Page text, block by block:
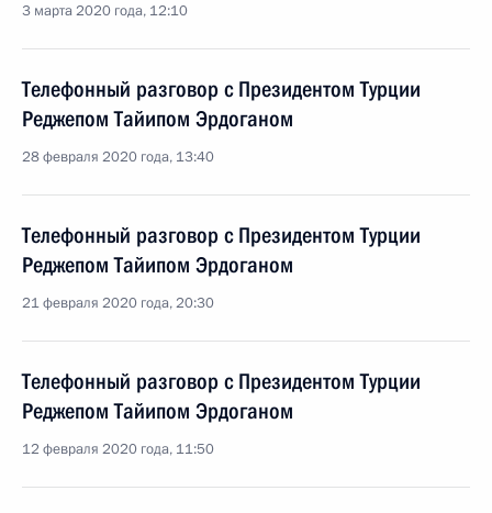
3 марта 2020 года, 12:10
Телефонный разговор с Президентом Турции
Реджепом Тайипом Эрдоганом
28 февраля 2020 года, 13:40
Телефонный разговор с Президентом Турции
Реджепом Тайипом Эрдоганом
21 февраля 2020 года, 20:30
Телефонный разговор с Президентом Турции
Реджепом Тайипом Эрдоганом
12 февраля 2020 года, 11:50